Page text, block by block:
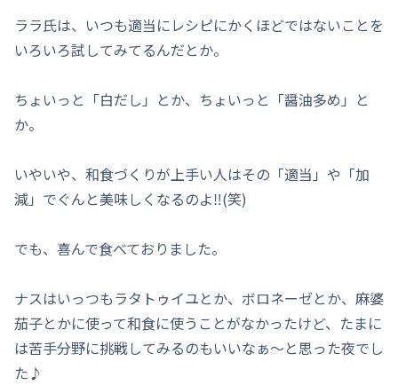
ララ氏は、いつも適当にレシピにかくほどではないことを
いろいろ試してみてるんだとか。
ちょいっと「白だし」とか、ちょいっと「醤油多め」と
か。
いやいや、和食づくりが上手い人はその「適当」や「加
減」でぐんと美味しくなるのよ‼(笑)
でも、喜んで食べておりました。
ナスはいっつもラタトゥイユとか、ボロネーゼとか、麻婆
茄子とかに使って和食に使うことがなかったけど、たまに
は苦手分野に挑戦してみるのもいいなぁ～と思った夜でし
た♪